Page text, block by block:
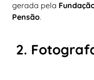
gerada pela
Pensão.
2.